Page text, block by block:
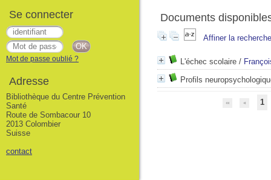
Documents
Affiner la recherche
L'échec scolaire /
Profils
1
Se connecter
Mot de passe oublié ?
Adresse
Bibliothèque du Centre Prévention
Santé
Route de Sombacour 10
2013 Colombier
Suisse
contact